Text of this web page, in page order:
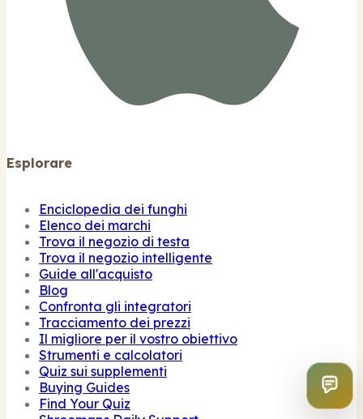
Esplorare
Enciclopedia dei funghi
Elenco dei marchi
Trova il negozio di testa
Trova il negozio intelligente
Guide all'acquisto
Blog
Confronta gli integratori
Tracciamento dei prezzi
Il migliore per il vostro obiettivo
Strumenti e calcolatori
Quiz sui supplementi
Buying Guides
Find Your Quiz